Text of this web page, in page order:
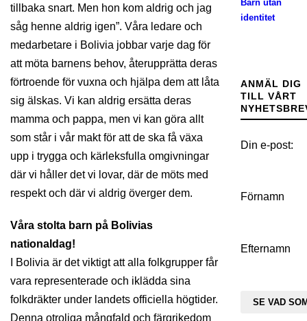
tillbaka snart. Men hon kom aldrig och jag
såg henne aldrig igen”. Våra ledare och
medarbetare i Bolivia jobbar varje dag för
att möta barnens behov, återupprätta deras
förtroende för vuxna och hjälpa dem att låta
sig älskas. Vi kan aldrig ersätta deras
mamma och pappa, men vi kan göra allt
som står i vår makt för att de ska få växa
upp i trygga och kärleksfulla omgivningar
där vi håller det vi lovar, där de möts med
respekt och där vi aldrig överger dem.
Våra stolta barn på Bolivias
nationaldag!
I Bolivia är det viktigt att alla folkgrupper får
vara representerade och iklädda sina
folkdräkter under landets officiella högtider.
Denna otroliga mångfald och färgrikedom
Barn utan
identitet
ANMÄL DIG
TILL VÅRT
Din e-post:
Förnamn
Efternamn